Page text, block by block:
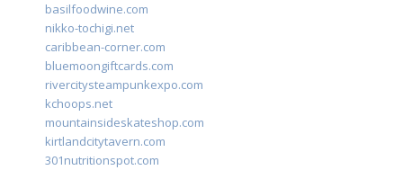
basilfoodwine.com
nikko-tochigi.net
caribbean-corner.com
bluemoongiftcards.com
rivercitysteampunkexpo.com
kchoops.net
mountainsideskateshop.com
kirtlandcitytavern.com
301nutritionspot.com